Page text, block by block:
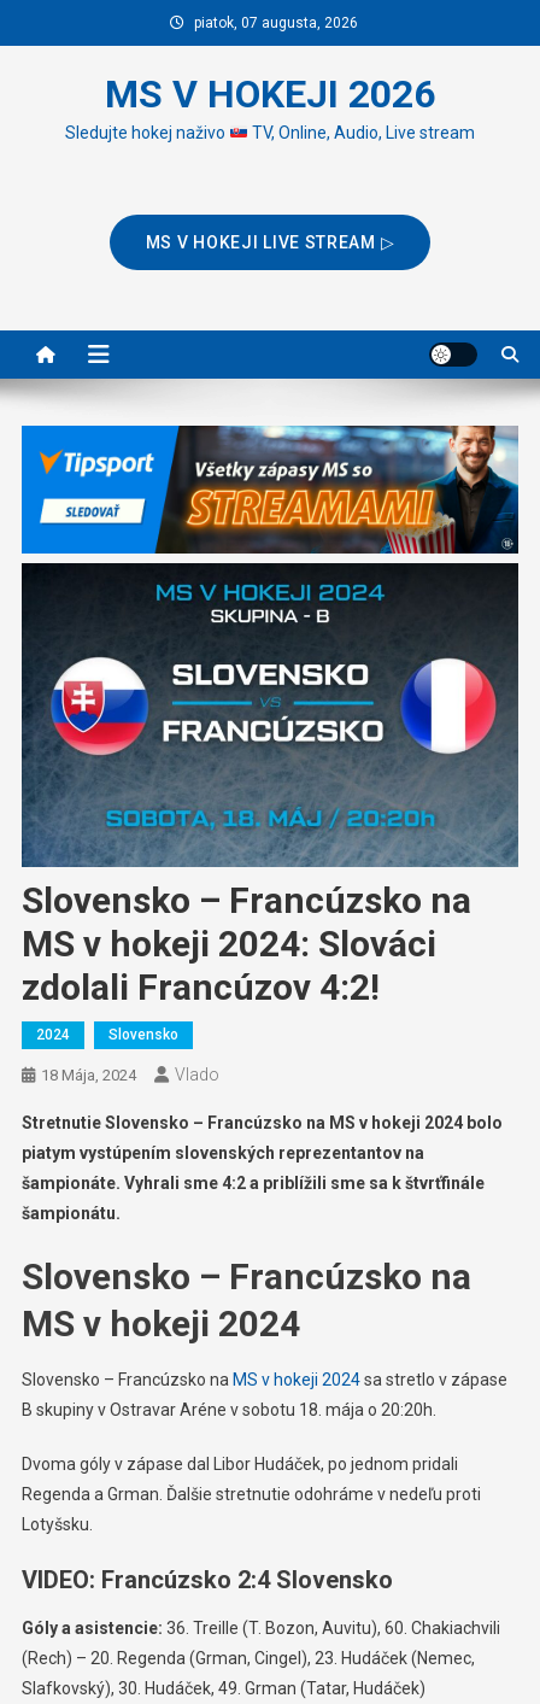
to
piatok, 07 augusta, 2026
MS V HOKEJI 2026
Sledujte hokej naživo TV, Online, Audio, Live stream
MS V HOKEJI LIVE STREAM ▷
Slovensko – Francúzsko na
MS v hokeji 2024: Slováci
zdolali Francúzov 4:2!
2024 Slovensko
18 Mája, 2024 Vlado
Stretnutie Slovensko – Francúzsko na MS v hokeji 2024 bolo
piatym vystúpením slovenských reprezentantov na
šampionáte. Vyhrali sme 4:2 a priblížili sme sa k štvrťfinále
šampionátu.
Slovensko – Francúzsko na
MS v hokeji 2024
Slovensko – Francúzsko na MS v hokeji 2024sa stretlo v zápase
B skupiny v Ostravar Aréne v sobotu 18. mája o 20:20h.
Dvoma góly v zápase dal Libor Hudáček, po jednom pridali
Regenda a Grman. Ďalšie stretnutie odohráme v nedeľu proti
Lotyšsku.
VIDEO: Francúzsko 2:4 Slovensko
Góly a asistencie: 36. Treille (T. Bozon, Auvitu), 60. Chakiachvili
(Rech) – 20. Regenda (Grman, Cingel), 23. Hudáček (Nemec,
Slafkovský), 30. Hudáček, 49. Grman (Tatar, Hudáček)